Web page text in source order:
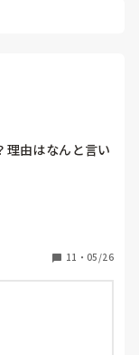
つでもできると
理由はなんと言い
11 ・ 05/26